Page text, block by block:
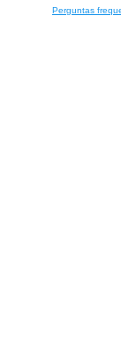
Perguntas